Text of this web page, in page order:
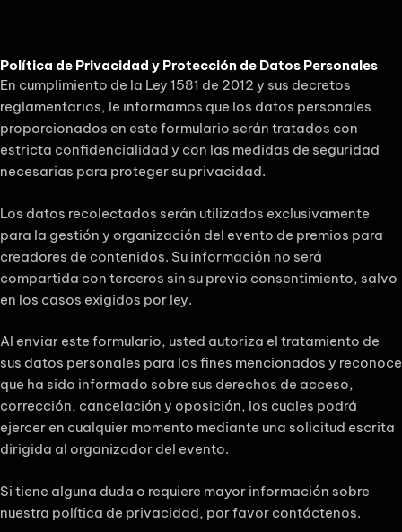
Política de Privacidad y Protección de Datos Personales
En cumplimiento de la Ley 1581 de 2012 y sus decretos
reglamentarios, le informamos que los datos personales
proporcionados en este formulario serán tratados con
estricta confidencialidad y con las medidas de seguridad
necesarias para proteger su privacidad.
Los datos recolectados serán utilizados exclusivamente
para la gestión y organización del evento de premios para
creadores de contenidos. Su información no será
compartida con terceros sin su previo consentimiento, salvo
en los casos exigidos por ley.
Al enviar este formulario, usted autoriza el tratamiento de
sus datos personales para los fines mencionados y reconoce
que ha sido informado sobre sus derechos de acceso,
corrección, cancelación y oposición, los cuales podrá
ejercer en cualquier momento mediante una solicitud escrita
dirigida al organizador del evento.
Si tiene alguna duda o requiere mayor información sobre
nuestra política de privacidad, por favor contáctenos.